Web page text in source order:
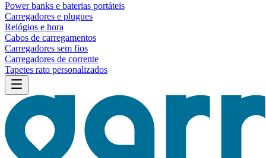
Power banks e baterias portáteis
Carregadores e plugues
Relógios e hora
Cabos de carregamentos
Carregadores sem fios
Carregadores de corrente
Tapetes rato personalizados